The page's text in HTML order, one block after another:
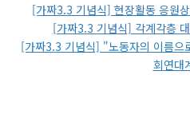
[가짜3.3 기념식] 현장활동 응원
[가짜3.3 기념식] 각계각층
[가짜3.3 기념식] "노동자의 이름으
회연대